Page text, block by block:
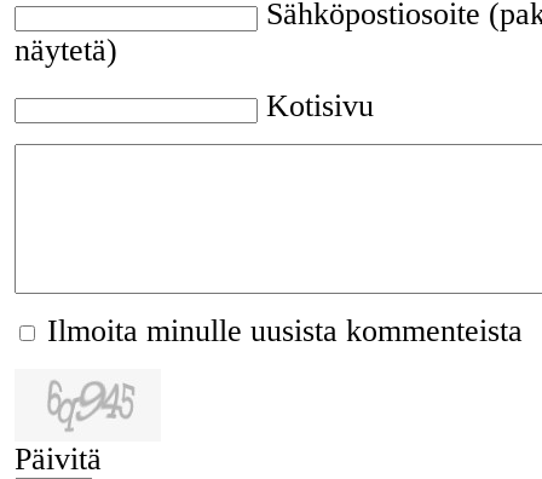
Sähköpostiosoite
näytetä)
Kotisivu
Ilmoita minulle uusista kommenteista
Päivitä